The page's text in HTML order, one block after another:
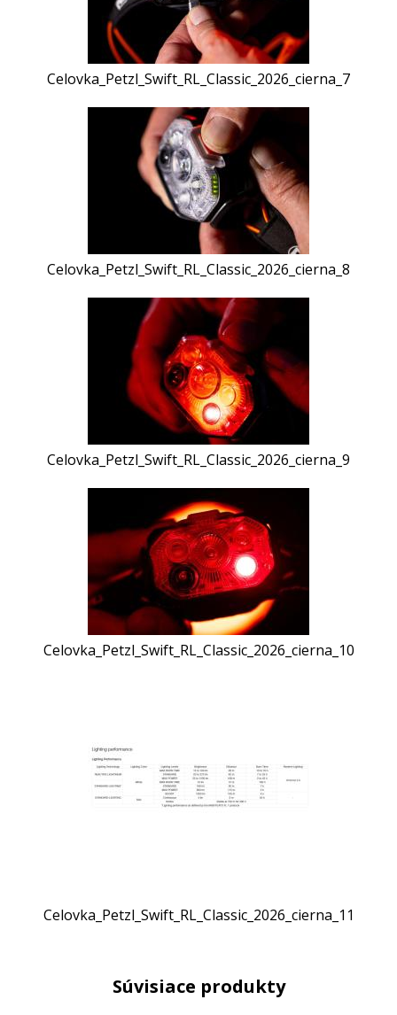
Celovka_Petzl_Swift_RL_Classic_2026_cierna_7
Celovka_Petzl_Swift_RL_Classic_2026_cierna_8
Celovka_Petzl_Swift_RL_Classic_2026_cierna_9
Celovka_Petzl_Swift_RL_Classic_2026_cierna_10
Celovka_Petzl_Swift_RL_Classic_2026_cierna_11
Súvisiace produkty